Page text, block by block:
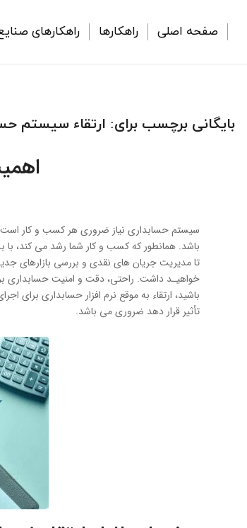
صفحه اصلی راهکارها راهکارهای
بایگانی برچسب برای: ارتقاء سیستم
سیستم حسابداری نیاز ضروری هر کسب و کار
باشد. همانطور که کسب و کار شما رشد می کند، با
تا مدیریت جریان های نقدی و بررسی بازارهای
خواهیـد داشت. راحتی، دقت و امنیت حسابداری
باشید، ارتقاء به موقع نرم افزار حسابداری برای
تأثیر قرار دهد ضروری می باشد.